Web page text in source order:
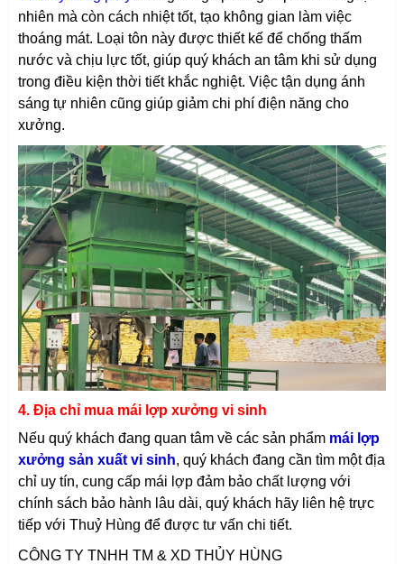
nhiên mà còn cách nhiệt tốt, tạo không gian làm việc
thoáng mát. Loại tôn này được thiết kế để chống thấm
nước và chịu lực tốt, giúp quý khách an tâm khi sử dụng
trong điều kiện thời tiết khắc nghiệt. Việc tận dụng ánh
sáng tự nhiên cũng giúp giảm chi phí điện năng cho
xưởng.
4. Địa chỉ mua mái lợp xưởng vi sinh
Nếu quý khách đang quan tâm về các sản phẩm mái lợp
xưởng sản xuất vi sinh, quý khách đang cần tìm một địa
chỉ uy tín, cung cấp mái lợp đảm bảo chất lượng với
chính sách bảo hành lâu dài, quý khách hãy liên hệ trực
tiếp với Thuỷ Hùng để được tư vấn chi tiết.
CÔNG TY TNHH TM & XD THỦY HÙNG